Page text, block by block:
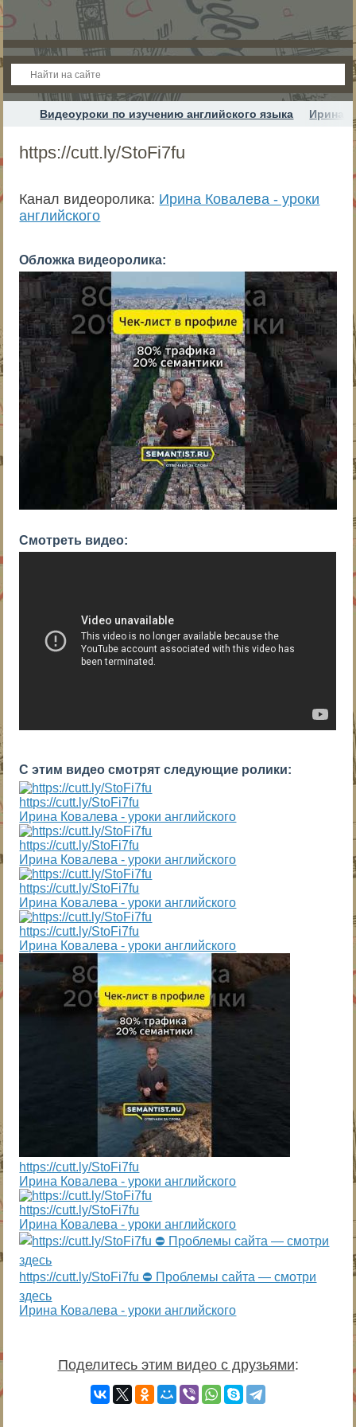
Видеоуроки по изучению английского языка Ирина
https://cutt.ly/StoFi7fu
Канал видеоролика: Ирина Ковалева - уроки
английского
Обложка видеоролика:
Смотреть видео:
С этим видео смотрят следующие ролики:
https://cutt.ly/StoFi7fu
Ирина Ковалева - уроки английского
https://cutt.ly/StoFi7fu
Ирина Ковалева - уроки английского
https://cutt.ly/StoFi7fu
Ирина Ковалева - уроки английского
https://cutt.ly/StoFi7fu
Ирина Ковалева - уроки английского
https://cutt.ly/StoFi7fu
Ирина Ковалева - уроки английского
https://cutt.ly/StoFi7fu
Ирина Ковалева - уроки английского
https://cutt.ly/StoFi7fu ⛔ Проблемы сайта — смотри
здесь
Ирина Ковалева - уроки английского
Поделитесь этим видео с друзьями: